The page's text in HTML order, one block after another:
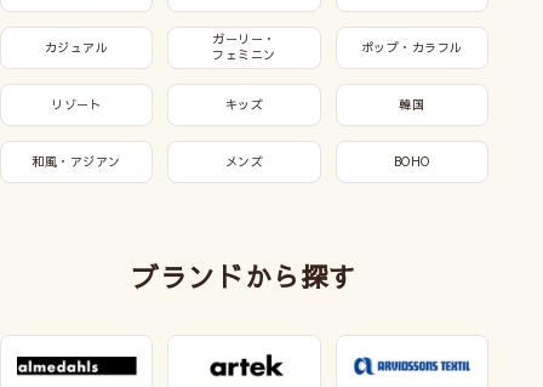
カジュアル
ガーリー・
フェミニン
ポップ・カラフル
リゾート キッズ 韓国
和風・アジアン メンズ BOHO
ブランドから探す